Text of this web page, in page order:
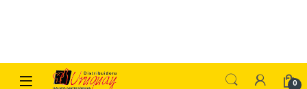
Skip to navigation
Skip to content
0